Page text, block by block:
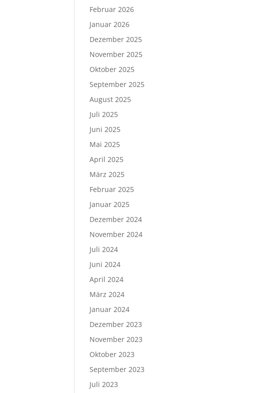
Februar 2026
Januar 2026
Dezember 2025
November 2025
Oktober 2025
September 2025
August 2025
Juli 2025
Juni 2025
Mai 2025
April 2025
März 2025
Februar 2025
Januar 2025
Dezember 2024
November 2024
Juli 2024
Juni 2024
April 2024
März 2024
Januar 2024
Dezember 2023
November 2023
Oktober 2023
September 2023
Juli 2023